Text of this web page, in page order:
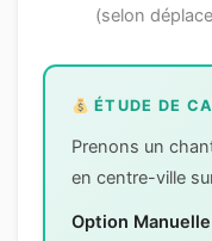
(selon
ÉTUDE DE
Prenons un
en centre-ville
Option